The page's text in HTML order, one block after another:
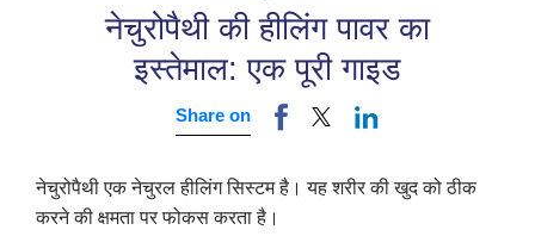
नेचुरोपैथी की हीलिंग पावर का
इस्तेमाल: एक पूरी गाइड
Share on
नेचुरोपैथी एक नेचुरल हीलिंग सिस्टम है। यह शरीर की खुद को ठीक
करने की क्षमता पर फोकस करता है।